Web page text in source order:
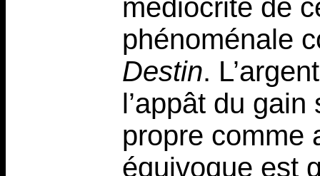
médiocrité de
phénoménale
Destin.
l’appât du
propre comme
équivoque est